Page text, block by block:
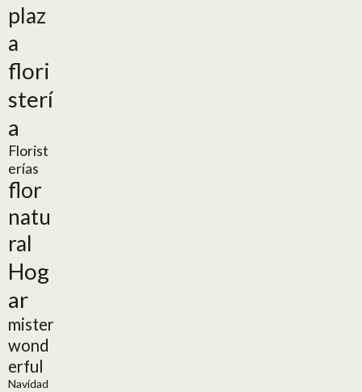
plaz
a
flori
sterí
a
Florist
erías
flor
natu
ral
Hog
ar
mister
wond
erful
Navidad